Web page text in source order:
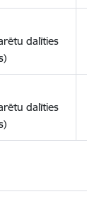
dalīties
dalīties